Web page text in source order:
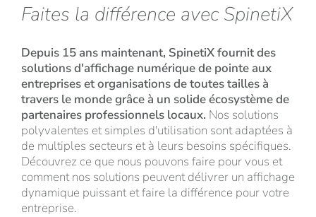
Faites la différence avec SpinetiX
Depuis 15 ans maintenant, SpinetiX fournit des
solutions d'affichage numérique de pointe aux
entreprises et organisations de toutes tailles à
travers le monde grâce à un solide écosystème de
partenaires professionnels locaux. Nos solutions
polyvalentes et simples d'utilisation sont adaptées à
de multiples secteurs et à leurs besoins spécifiques.
Découvrez ce que nous pouvons faire pour vous et
comment nos solutions peuvent délivrer un affichage
dynamique puissant et faire la différence pour votre
entreprise.